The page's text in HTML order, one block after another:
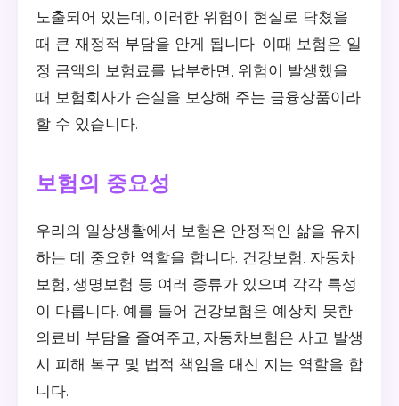
노출되어 있는데, 이러한 위험이 현실로 닥쳤을
때 큰 재정적 부담을 안게 됩니다. 이때 보험은 일
정 금액의 보험료를 납부하면, 위험이 발생했을
때 보험회사가 손실을 보상해 주는 금융상품이라
할 수 있습니다.
보험의 중요성
우리의 일상생활에서 보험은 안정적인 삶을 유지
하는 데 중요한 역할을 합니다. 건강보험, 자동차
보험, 생명보험 등 여러 종류가 있으며 각각 특성
이 다릅니다. 예를 들어 건강보험은 예상치 못한
의료비 부담을 줄여주고, 자동차보험은 사고 발생
시 피해 복구 및 법적 책임을 대신 지는 역할을 합
니다.